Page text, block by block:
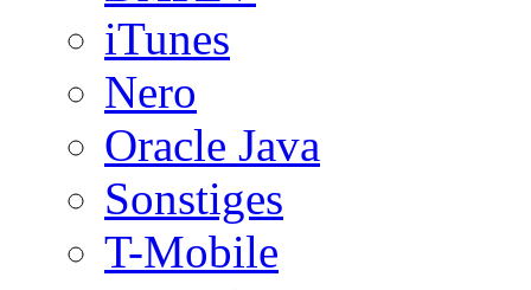
iTunes
Nero
Oracle Java
Sonstiges
T-Mobile